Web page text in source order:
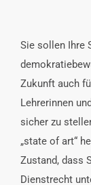
Sie sollen Ihre
Zukunft auch
Lehrerinnen
sicher zu
„state of art“
Zustand, dass
Dienstrecht